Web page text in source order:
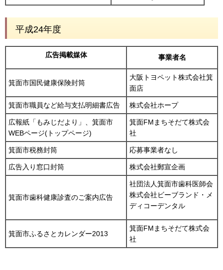
平成24年度
広告掲載媒体 事業者名
箕面市国民健康保険封筒
大阪トヨペット株式会社箕
面店
箕面市職員など給与支払明細書広告 株式会社ホープ
広報紙「もみじだより」、箕面市
WEBページ(トップページ)
箕面FMまちそだて株式会
社
箕面市税務封筒 応募事業者なし
広告入り窓口封筒 株式会社郵宣企画
箕面市歯科健康診査のご案内広告
社団法人箕面市歯科医師会
株式会社ビーブランド・メ
ディコーデンタル
箕面市ふるさとカレンダー2013
箕面FMまちそだて株式会
社